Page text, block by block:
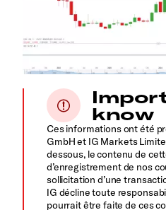
know
Ces informations ont été
GmbH et IG Markets
dessous, le contenu de
d’enregistrement de nos
sollicitation d’une
IG décline toute
pourrait être faite de ces